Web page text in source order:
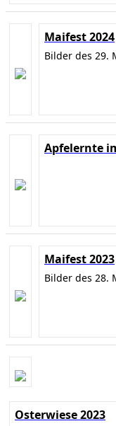
Maifest 2024
Bilder des 29.
Apfelernte
Maifest 2023
Bilder des 28.
Osterwiese 2023